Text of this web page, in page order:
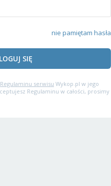
nie pamiętam hasła
SIĘ
Regulaminu serwisu Wykop.pl w jego
Regulaminu w całości, prosimy